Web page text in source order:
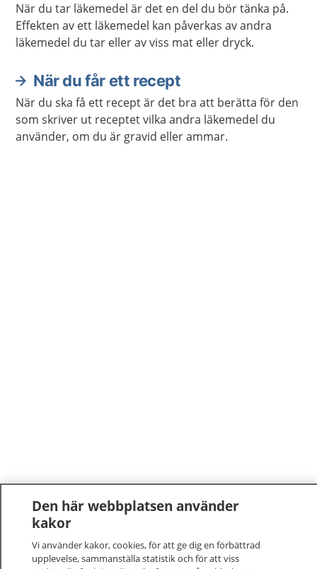
När du tar läkemedel är det en del du bör tänka på.
Effekten av ett läkemedel kan påverkas av andra
läkemedel du tar eller av viss mat eller dryck.
När du får ett recept
När du ska få ett recept är det bra att berätta för den
som skriver ut receptet vilka andra läkemedel du
använder, om du är gravid eller ammar.
Den här webbplatsen använder
kakor
Vi använder kakor, cookies, för att ge dig en förbättrad
upplevelse, sammanställa statistik och för att viss